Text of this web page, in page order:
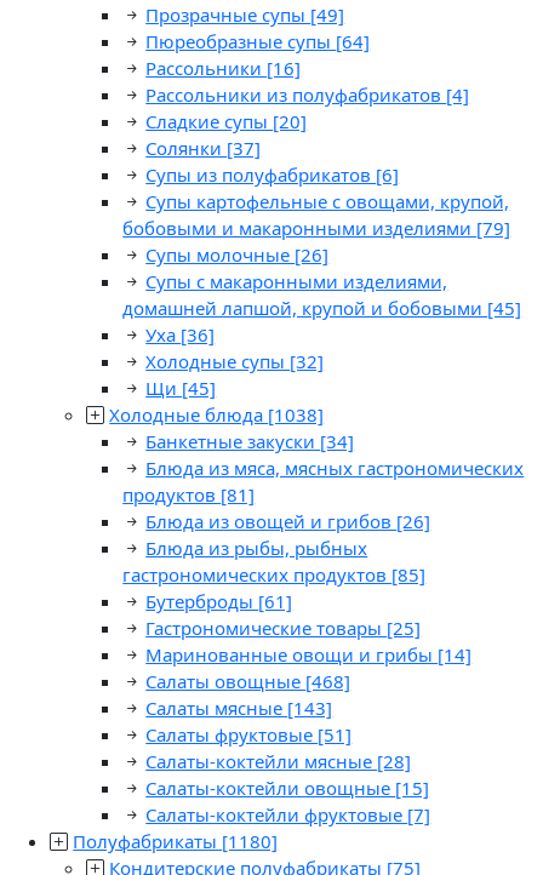
Прозрачные супы [49]
Пюреобразные супы [64]
Рассольники [16]
Рассольники из полуфабрикатов [4]
Сладкие супы [20]
Солянки [37]
Супы из полуфабрикатов [6]
Супы картофельные с овощами, крупой,
бобовыми и макаронными изделиями [79]
Супы молочные [26]
Супы с макаронными изделиями,
домашней лапшой, крупой и бобовыми [45]
Уха [36]
Холодные супы [32]
Щи [45]
Холодные блюда [1038]
Банкетные закуски [34]
Блюда из мяса, мясных гастрономических
продуктов [81]
Блюда из овощей и грибов [26]
Блюда из рыбы, рыбных
гастрономических продуктов [85]
Бутерброды [61]
Гастрономические товары [25]
Маринованные овощи и грибы [14]
Салаты овощные [468]
Салаты мясные [143]
Салаты фруктовые [51]
Салаты-коктейли мясные [28]
Салаты-коктейли овощные [15]
Салаты-коктейли фруктовые [7]
Полуфабрикаты [1180]
Кондитерские полуфабрикаты [75]